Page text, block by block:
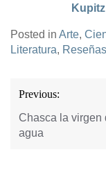
Kupitz
Posted in Arte,
Literatura, Reseñas
Navegación
de
entradas
Previous:
Chasca la virgen
agua